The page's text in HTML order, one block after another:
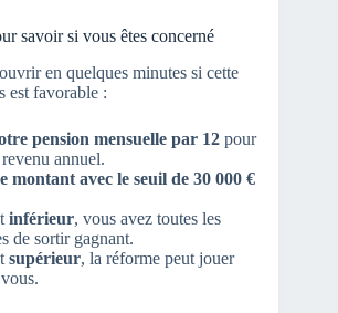
savoir si vous êtes concerné
en quelques minutes si cette
est favorable :
pension mensuelle par 12 pour
annuel.
montant avec le seuil de 30 000 €
inférieur, vous avez toutes les
de sortir gagnant.
supérieur, la réforme peut jouer